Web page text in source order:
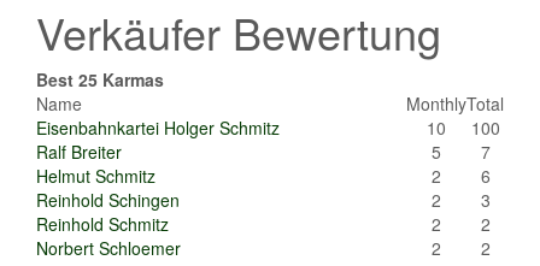
Verkäufer Bewertung
Best 25 Karmas
Name
MonthlyTotal
Eisenbahnkartei Holger Schmitz
10
100
Ralf Breiter
5
7
Helmut Schmitz
2
6
Reinhold Schingen
2
3
Reinhold Schmitz
2
2
Norbert Schloemer
2
2